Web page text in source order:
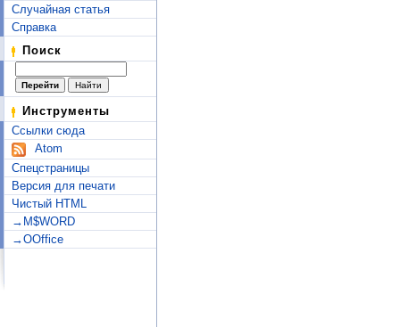
Случайная статья
Справка
Поиск
Инструменты
Ссылки сюда
Atom
Спецстраницы
Версия для печати
Чистый HTML
→M$WORD
→OOffice